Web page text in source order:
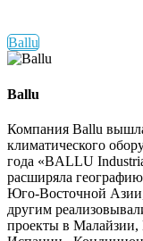
Ballu
Ballu
Компания Ballu
климатического
года «BALLU
расширяла географию
Юго-Восточной
другим
проекты в